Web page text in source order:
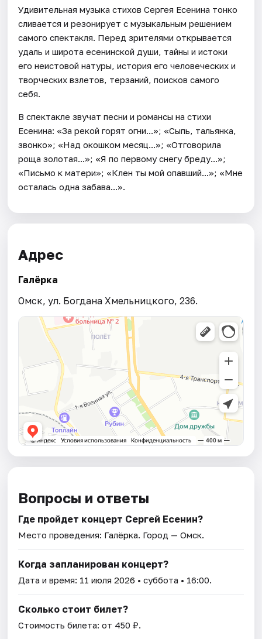
Удивительная музыка стихов Сергея Есенина тонко
сливается и резонирует с музыкальным решением
самого спектакля. Перед зрителями открывается
удаль и широта есенинской души, тайны и истоки
его неистовой натуры, история его человеческих и
творческих взлетов, терзаний, поисков самого
себя.
В спектакле звучат песни и романсы на стихи
Есенина: «За рекой горят огни...»; «Сыпь, тальянка,
звонко»; «Над окошком месяц...»; «Отговорила
роща золотая...»; «Я по первому снегу бреду...»;
«Письмо к матери»; «Клен ты мой опавший...»; «Мне
осталась одна забава...».
Адрес
Галёрка
Омск, ул. Богдана Хмельницкого, 236.
Вопросы и ответы
Где пройдет концерт Сергей Есенин?
Место проведения: Галёрка. Город — Омск.
Когда запланирован концерт?
Дата и время: 11 июля 2026 • суббота • 16:00.
Сколько стоит билет?
Стоимость билета: от 450 ₽.